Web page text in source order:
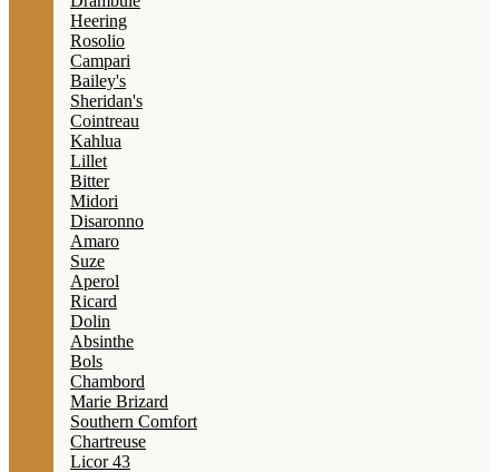
Heering
Rosolio
Campari
Bailey's
Sheridan's
Cointreau
Kahlua
Lillet
Bitter
Midori
Disaronno
Amaro
Suze
Aperol
Ricard
Dolin
Absinthe
Bols
Chambord
Marie Brizard
Southern Comfort
Chartreuse
Licor 43